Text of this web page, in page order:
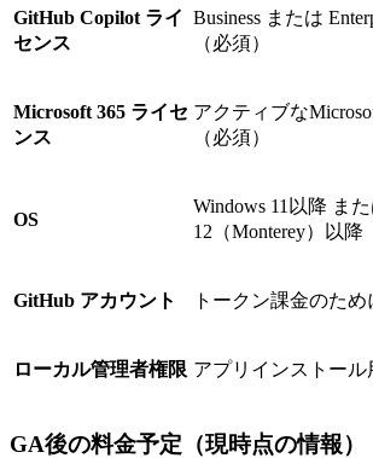
GitHub Copilot ライ
センス
Business または
（必須）
Microsoft 365 ライセ
ンス
アクティブな
（必須）
OS
Windows 11以降 また
12（Monterey）以降
GitHub アカウント トークン課金のた
ローカル管理者権限 アプリインストール
GA後の料金予定（現時点の情報）